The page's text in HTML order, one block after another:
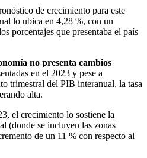
de crecimiento para este
lo ubica en 4,28 %, con un
porcentajes que presentaba el país
no presenta cambios
en el 2023 y pese a
trimestral del PIB interanual, la tasa
alta.
el crecimiento lo sostiene la
(donde se incluyen las zonas
de un 11 % con respecto al